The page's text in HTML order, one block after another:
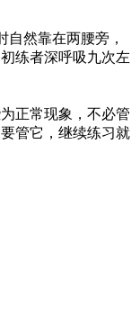
然靠在两腰旁，
练者深呼吸九次左
正常现象，不必管
管它，继续练习就